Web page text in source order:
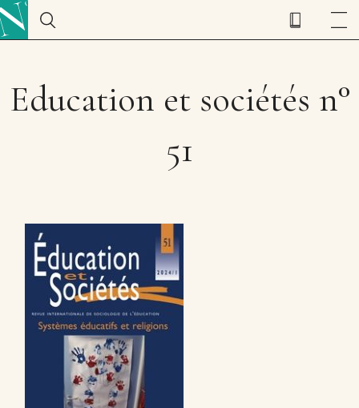
Education et sociétés n°
51